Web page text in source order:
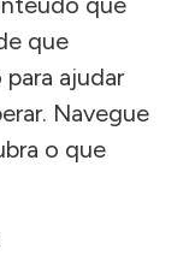
que
ajudar
Navegue
o que